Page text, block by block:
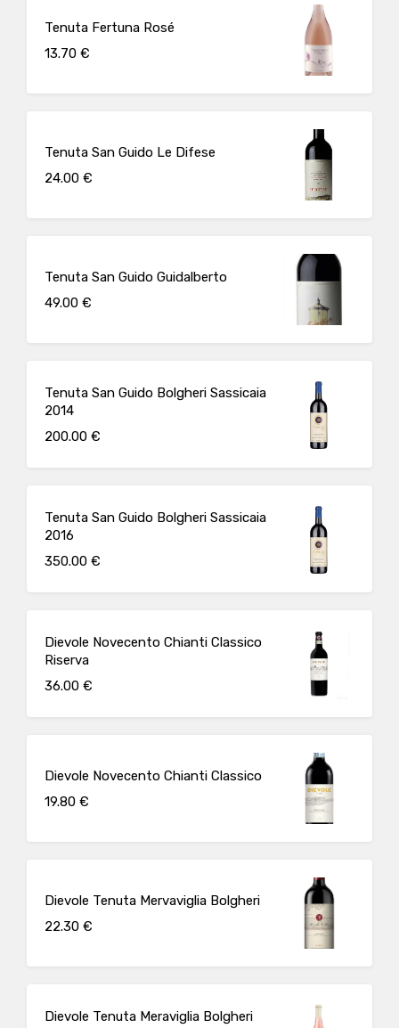
Tenuta Fertuna Rosé
13.70 €
Tenuta San Guido Le Difese
24.00 €
Tenuta San Guido Guidalberto
49.00 €
Tenuta San Guido Bolgheri Sassicaia
2014
200.00 €
Tenuta San Guido Bolgheri Sassicaia
2016
350.00 €
Dievole Novecento Chianti Classico
Riserva
36.00 €
Dievole Novecento Chianti Classico
19.80 €
Dievole Tenuta Mervaviglia Bolgheri
22.30 €
Dievole Tenuta Meraviglia Bolgheri